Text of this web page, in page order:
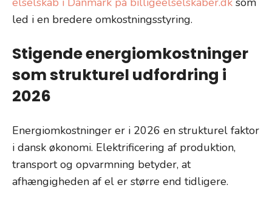
led i en bredere omkostningsstyring.
Stigende energiomkostninger
som strukturel udfordring i
2026
Energiomkostninger er i 2026 en strukturel faktor
i dansk økonomi. Elektrificering af produktion,
transport og opvarmning betyder, at
afhængigheden af el er større end tidligere.